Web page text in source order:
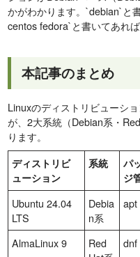
かがわかります。`debian`と
centos fedora`と書いてあれば
本記事のまとめ
Linuxのディストリビューシ
が、2大系統（Debian系・
ります。
ディストリビ
ューション
系統
パ
ジ
Ubuntu 24.04
LTS
Debia
n系
apt
AlmaLinux 9
Red
dnf